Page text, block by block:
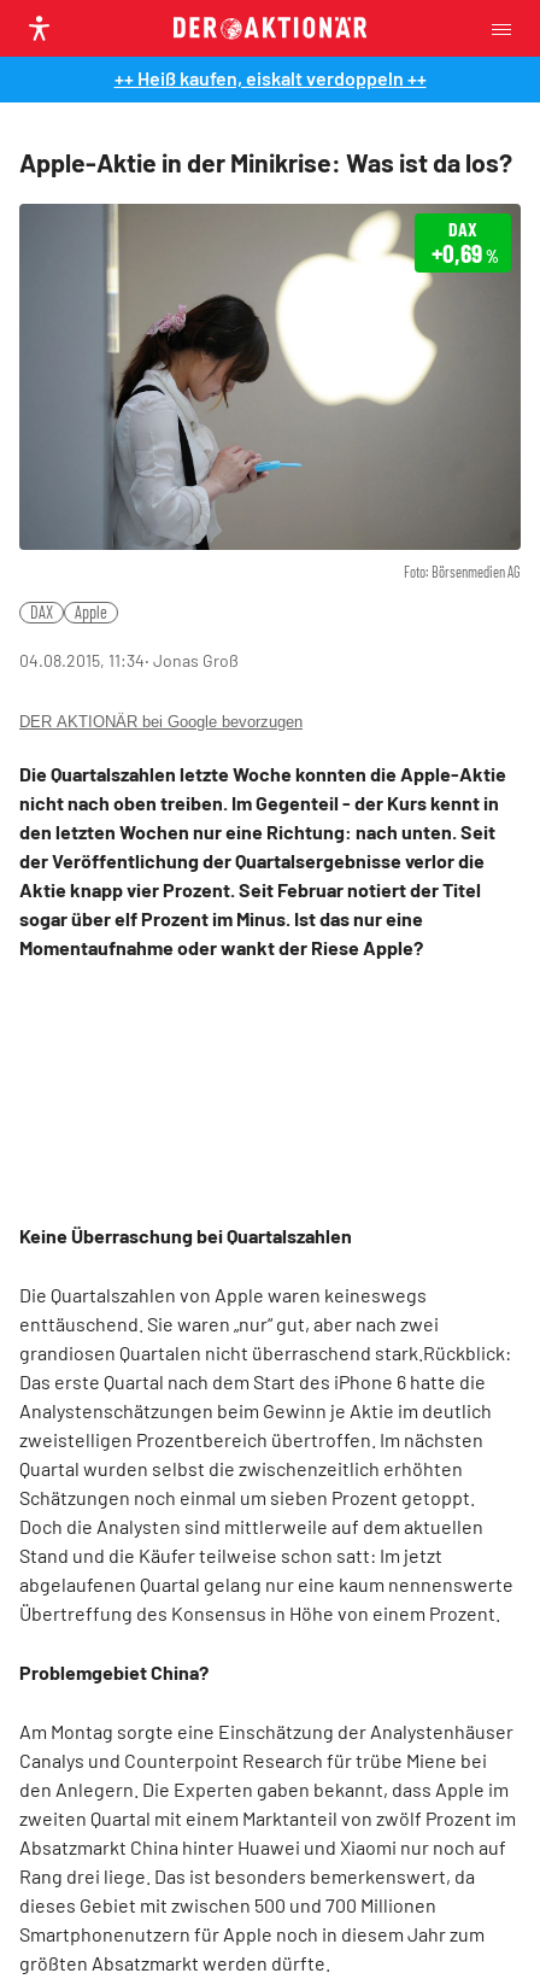
++ Heiß kaufen, eiskalt verdoppeln ++
Apple-Aktie in der Minikrise: Was ist da los?
Foto: Börsenmedien AG
DAX
+0,69%
DAX Apple
04.08.2015, 11:34‧ Jonas Groß
DER AKTIONÄR bei Google bevorzugen
Die Quartalszahlen letzte Woche konnten die Apple-Aktie
nicht nach oben treiben. Im Gegenteil - der Kurs kennt in
den letzten Wochen nur eine Richtung: nach unten. Seit
der Veröffentlichung der Quartalsergebnisse verlor die
Aktie knapp vier Prozent. Seit Februar notiert der Titel
sogar über elf Prozent im Minus. Ist das nur eine
Momentaufnahme oder wankt der Riese Apple?
Keine Überraschung bei Quartalszahlen
Die Quartalszahlen von Apple waren keineswegs
enttäuschend. Sie waren „nur“ gut, aber nach zwei
grandiosen Quartalen nicht überraschend stark.Rückblick:
Das erste Quartal nach dem Start des iPhone 6 hatte die
Analystenschätzungen beim Gewinn je Aktie im deutlich
zweistelligen Prozentbereich übertroffen. Im nächsten
Quartal wurden selbst die zwischenzeitlich erhöhten
Schätzungen noch einmal um sieben Prozent getoppt.
Doch die Analysten sind mittlerweile auf dem aktuellen
Stand und die Käufer teilweise schon satt: Im jetzt
abgelaufenen Quartal gelang nur eine kaum nennenswerte
Übertreffung des Konsensus in Höhe von einem Prozent.
Problemgebiet China?
Am Montag sorgte eine Einschätzung der Analystenhäuser
Canalys und Counterpoint Research für trübe Miene bei
den Anlegern. Die Experten gaben bekannt, dass Apple im
zweiten Quartal mit einem Marktanteil von zwölf Prozent im
Absatzmarkt China hinter Huawei und Xiaomi nur noch auf
Rang drei liege. Das ist besonders bemerkenswert, da
dieses Gebiet mit zwischen 500 und 700 Millionen
Smartphonenutzern für Apple noch in diesem Jahr zum
größten Absatzmarkt werden dürfte.